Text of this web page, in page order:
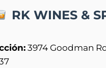
RK WINES &
3974 Goodman